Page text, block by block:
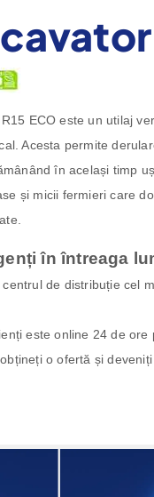
ECO este un utilaj
Acesta permite
în același timp
și micii fermieri care
în întreaga
de distribuție cel
este online 24 de
o ofertă și